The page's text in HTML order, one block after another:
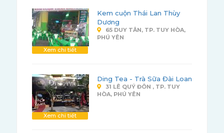
Xem chi tiết
Kem cuộn Thái Lan Thùy
Dương
65 DUY TÂN, TP. TUY HÒA,
PHÚ YÊN
Xem chi tiết
Ding Tea - Trà Sữa Đài Loan
31 LÊ QUÝ ĐÔN , TP. TUY
HÒA, PHÚ YÊN